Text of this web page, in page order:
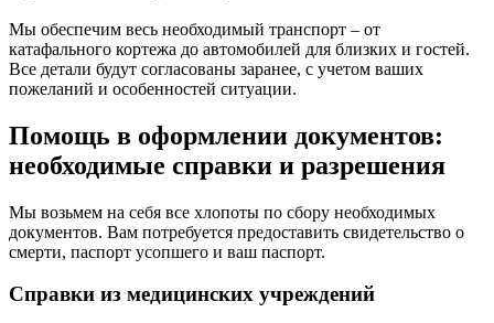
Мы обеспечим весь необходимый транспорт – от
катафального кортежа до автомобилей для близких и гостей.
Все детали будут согласованы заранее, с учетом ваших
пожеланий и особенностей ситуации.
Помощь в оформлении документов:
необходимые справки и разрешения
Мы возьмем на себя все хлопоты по сбору необходимых
документов. Вам потребуется предоставить свидетельство о
смерти, паспорт усопшего и ваш паспорт.
Справки из медицинских учреждений